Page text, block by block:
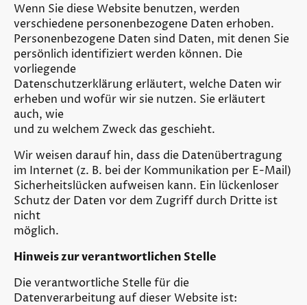
Wenn Sie diese Website benutzen, werden
verschiedene personenbezogene Daten erhoben.
Personenbezogene Daten sind Daten, mit denen Sie
persönlich identifiziert werden können. Die
vorliegende
Datenschutzerklärung erläutert, welche Daten wir
erheben und wofür wir sie nutzen. Sie erläutert
auch, wie
und zu welchem Zweck das geschieht.
Wir weisen darauf hin, dass die Datenübertragung
im Internet (z. B. bei der Kommunikation per E-Mail)
Sicherheitslücken aufweisen kann. Ein lückenloser
Schutz der Daten vor dem Zugriff durch Dritte ist
nicht
möglich.
Hinweis zur verantwortlichen Stelle
Die verantwortliche Stelle für die
Datenverarbeitung auf dieser Website ist: